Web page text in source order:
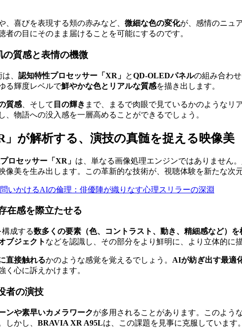
喜びを表現する頬の赤みなど、 微細な色の変化が、感情のニュ
者の目にそのまま届けることを可能にするのです。
質感と表情の機微
、 認知特性プロセッサー「XR」 とQD-OLEDパネルの組み合わせ
る輝度レベルで鮮やかな色とリアルな質感を描き出します。
質感 、そして 目の輝き まで、まるで肉眼で見ているかのようなリ
、物語への没入感を一層高めることができるでしょう。
が解析する、演技の真髄を捉える映像美
ロセッサー「XR」 は、単なる画像処理エンジンではありません
像美を生み出します。この革新的な技術が、視聴体験を新たな次
問いかけるAIの倫理：俳優陣が織りなす心理スリラーの深淵
在感を際立たせる
成する数多くの要素（色、コントラスト、動き、精細感など）
ブジェクト などを認識し、その部分をより鮮明に、より立体的に
直接触れるかのような感覚を覚えるでしょう。 AIが紡ぎ出す最適
く心に訴えかけます。
者の演技
ンや素早いカメラワークが多用されることがあります。このよう
しかし、 BRAVIA XR A95Lは、この課題を見事に克服しています。